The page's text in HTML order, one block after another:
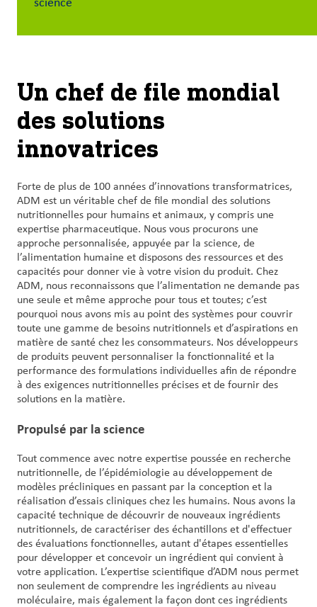
joindre
Connexion
Investisseurs
science
Un chef de file mondial
des solutions
innovatrices
Forte de plus de 100 années d’innovations transformatrices,
ADM est un véritable chef de file mondial des solutions
nutritionnelles pour humains et animaux, y compris une
expertise pharmaceutique. Nous vous procurons une
approche personnalisée, appuyée par la science, de
l’alimentation humaine et disposons des ressources et des
capacités pour donner vie à votre vision du produit. Chez
ADM, nous reconnaissons que l’alimentation ne demande pas
une seule et même approche pour tous et toutes; c’est
pourquoi nous avons mis au point des systèmes pour couvrir
toute une gamme de besoins nutritionnels et d’aspirations en
matière de santé chez les consommateurs. Nos développeurs
de produits peuvent personnaliser la fonctionnalité et la
performance des formulations individuelles afin de répondre
à des exigences nutritionnelles précises et de fournir des
solutions en la matière.
Propulsé par la science
Tout commence avec notre expertise poussée en recherche
nutritionnelle, de l’épidémiologie au développement de
modèles précliniques en passant par la conception et la
réalisation d’essais cliniques chez les humains. Nous avons la
capacité technique de découvrir de nouveaux ingrédients
nutritionnels, de caractériser des échantillons et d'effectuer
des évaluations fonctionnelles, autant d'étapes essentielles
pour développer et concevoir un ingrédient qui convient à
votre application. L’expertise scientifique d’ADM nous permet
non seulement de comprendre les ingrédients au niveau
moléculaire, mais également la façon dont ces ingrédients